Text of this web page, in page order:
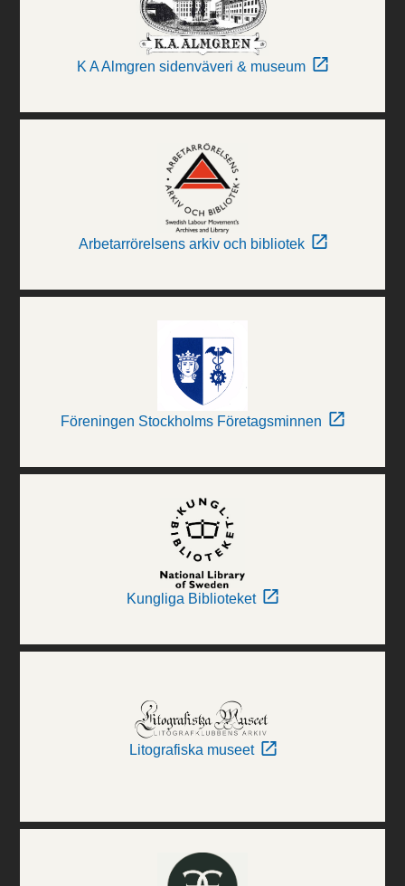
K A Almgren sidenväveri & museum
Arbetarrörelsens arkiv och bibliotek
Föreningen Stockholms Företagsminnen
Kungliga Biblioteket
Litografiska museet